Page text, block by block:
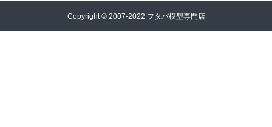
Copyright © 2007-2022 フタバ模型専門店